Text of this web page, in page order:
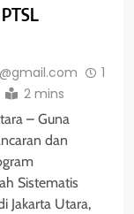
1
2 mins
– Guna
dan
Sistematis
Jakarta Utara,